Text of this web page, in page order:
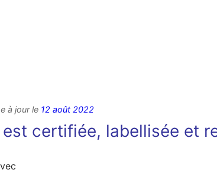
à jour le 12 août 2022
certifiée, labellisée et